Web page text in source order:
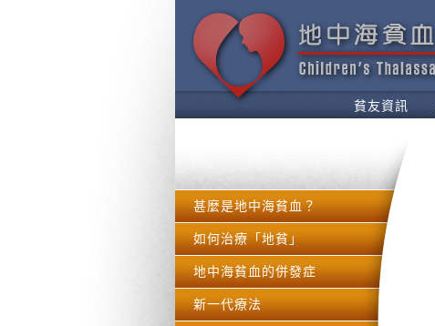
貧友資訊
甚麼是地中海貧血？
如何治療「地貧」
地中海貧血的併發症
新一代療法